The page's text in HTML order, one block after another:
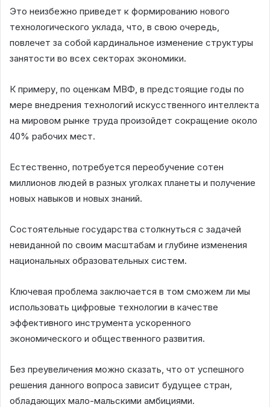
Это неизбежно приведет к формированию нового
технологического уклада, что, в свою очередь,
повлечет за собой кардинальное изменение структуры
занятости во всех секторах экономики.
К примеру, по оценкам МВФ, в предстоящие годы по
мере внедрения технологий искусственного интеллекта
на мировом рынке труда произойдет сокращение около
40% рабочих мест.
Естественно, потребуется переобучение сотен
миллионов людей в разных уголках планеты и получение
новых навыков и новых знаний.
Состоятельные государства столкнуться с задачей
невиданной по своим масштабам и глубине изменения
национальных образовательных систем.
Ключевая проблема заключается в том сможем ли мы
использовать цифровые технологии в качестве
эффективного инструмента ускоренного
экономического и общественного развития.
Без преувеличения можно сказать, что от успешного
решения данного вопроса зависит будущее стран,
обладающих мало-мальскими амбициями.